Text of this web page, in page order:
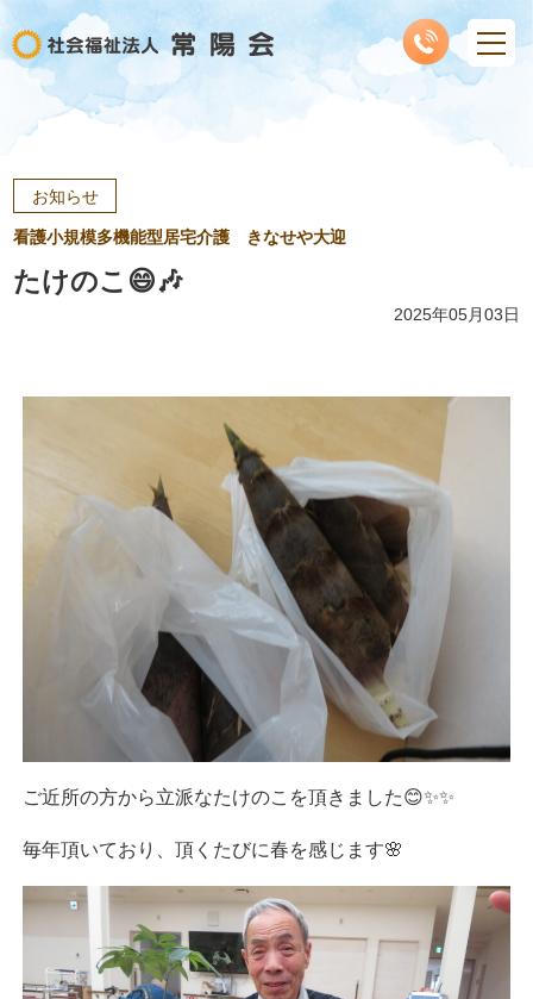
お知らせ
看護小規模多機能型居宅介護 きなせや大迎
たけのこ😄🎶
2025年05月03日
ご近所の方から立派なたけのこを頂きました😊✨✨
毎年頂いており、頂くたびに春を感じます🌸